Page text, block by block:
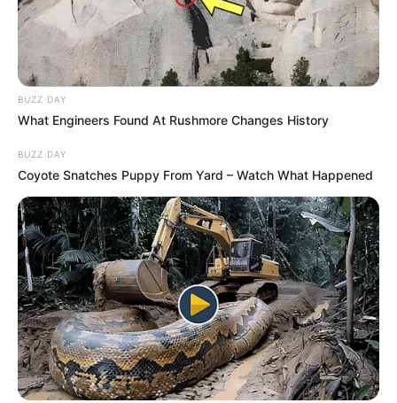
BUZZ DAY
What Engineers Found At Rushmore Changes History
BUZZ DAY
Coyote Snatches Puppy From Yard – Watch What Happened